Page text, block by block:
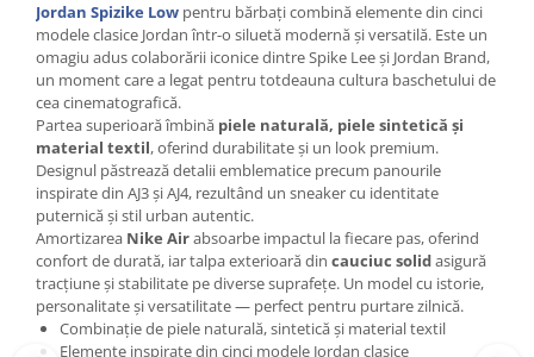
Jordan Spizike Low pentru bărbați combină elemente din cinci
modele clasice Jordan într-o siluetă modernă și versatilă. Este un
omagiu adus colaborării iconice dintre Spike Lee și Jordan Brand,
un moment care a legat pentru totdeauna cultura baschetului de
cea cinematografică.
Partea superioară îmbină piele naturală, piele sintetică și
material textil, oferind durabilitate și un look premium.
Designul păstrează detalii emblematice precum panourile
inspirate din AJ3 și AJ4, rezultând un sneaker cu identitate
puternică și stil urban autentic.
Amortizarea Nike Airabsoarbe impactul la fiecare pas, oferind
confort de durată, iar talpa exterioară din cauciuc solidasigură
tracțiune și stabilitate pe diverse suprafețe. Un model cu istorie,
personalitate și versatilitate — perfect pentru purtare zilnică.
Combinație de piele naturală, sintetică și material textil
Elemente inspirate din cinci modele Jordan clasice